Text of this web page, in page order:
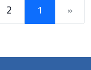
«
1
2